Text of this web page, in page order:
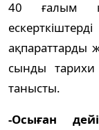
40 ғалым
ақпараттарды
сынды тарихи
танысты.
-Осыған